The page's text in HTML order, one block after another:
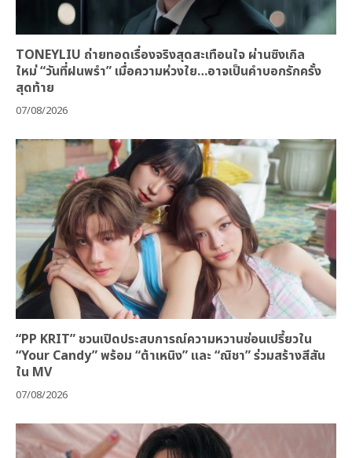
TONEYLIU ถ่ายทอดเรื่องจริงสุดสะเทือนใจ ผ่านซิงเกิล
ใหม่ “วันที่ฝนพรำ” เมื่อความห่วงใย…อาจเป็นคำบอกรักครั้ง
สุดท้าย
07/08/2026
“PP KRIT” ชวนเปิดประสบการณ์ความหวานซ่อนเปรี้ยวใน
“Your Candy” พร้อม “ต้าเหนิง” และ “ณิชา” ร่วมสร้างสีสัน
ใน MV
07/08/2026